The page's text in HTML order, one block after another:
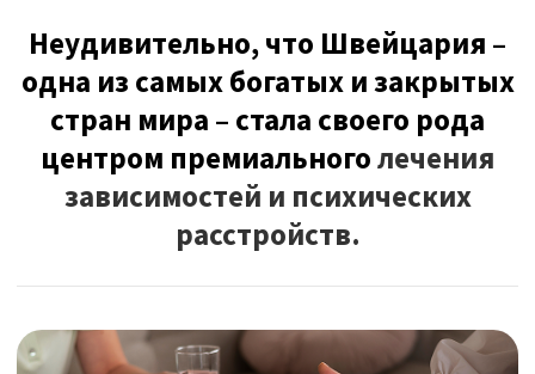
условия для восстановления в
рамках роскошного лечения.
Здесь расположены самые престижные и
конфиденциальные реабилитационные
программы в мире с интенсивной
поддержкой и индивидуальным
подходом, направленным на полное
физическое и психическое